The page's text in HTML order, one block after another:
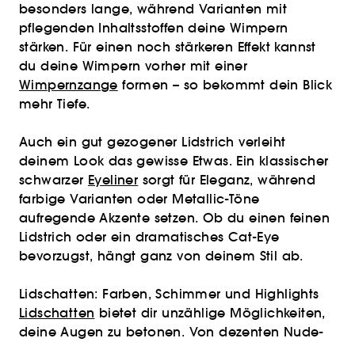
besonders lange, während Varianten mit
pflegenden Inhaltsstoffen deine Wimpern
stärken. Für einen noch stärkeren Effekt kannst
du deine Wimpern vorher mit einer
Wimpernzange formen – so bekommt dein Blick
mehr Tiefe.
Auch ein gut gezogener Lidstrich verleiht
deinem Look das gewisse Etwas. Ein klassischer
schwarzer Eyeliner sorgt für Eleganz, während
farbige Varianten oder Metallic-Töne
aufregende Akzente setzen. Ob du einen feinen
Lidstrich oder ein dramatisches Cat-Eye
bevorzugst, hängt ganz von deinem Stil ab.
Lidschatten: Farben, Schimmer und Highlights
Lidschatten bietet dir unzählige Möglichkeiten,
deine Augen zu betonen. Von dezenten Nude-